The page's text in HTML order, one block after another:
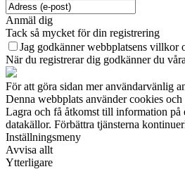
Anmäl dig
Tack så mycket för din registrering
Jag godkänner webbplatsens villkor
När du registrerar dig godkänner du
För att göra sidan mer användarvänlig
Denna webbplats använder cookies
Lagra och få åtkomst till information på
datakällor. Förbättra tjänsterna
Inställningsmeny
Avvisa allt
Ytterligare